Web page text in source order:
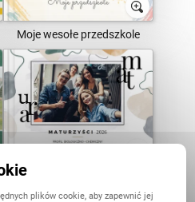
Moje wesołe przedszkole
Pamiątka maturzystów
plików cookie, aby zapewnić jej